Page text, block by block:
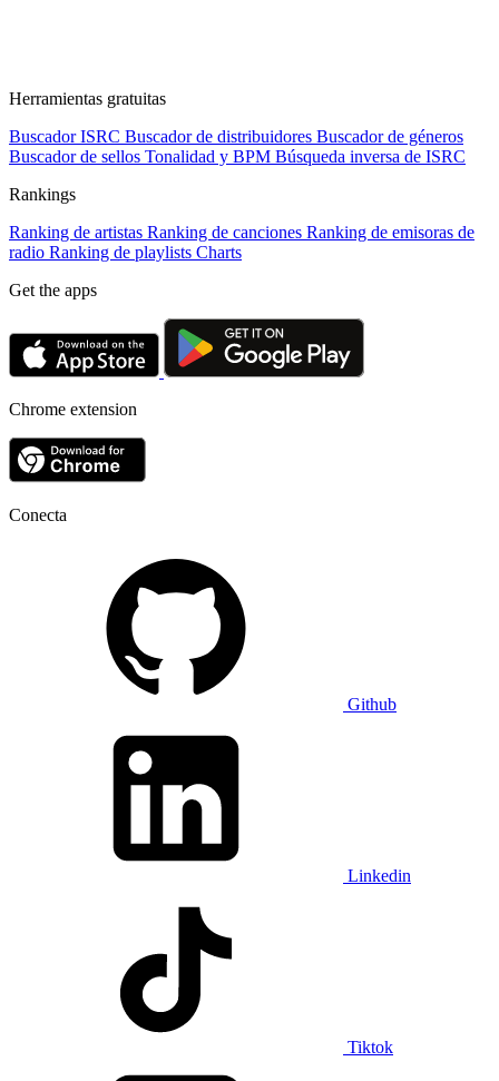
Herramientas gratuitas
Buscador ISRC Buscador de distribuidores Buscador de géneros
Buscador de sellos Tonalidad y BPM Búsqueda inversa de ISRC
Rankings
Ranking de artistas Ranking de canciones Ranking de emisoras de
radio Ranking de playlists Charts
Get the apps
Chrome extension
Conecta
Github
Linkedin
Tiktok